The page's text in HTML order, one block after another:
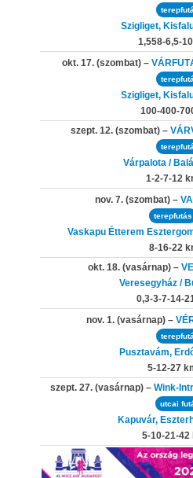
Szigliget,
1,558-6,5-
okt. 17. (szombat) –
Szigliget,
100-400-
szept. 12. (szombat) –
Várpalota /
1-2-7-12
nov. 7. (szombat) –
terepfutás
Vaskapu Étterem
8-16-22
okt. 18. (vasárnap) –
Veresegyház /
0,3-3-7-14-
nov. 1. (vasárnap) –
Pusztavám,
5-12-27
szept. 27. (vasárnap) – Wink-
utcai
Kapuvár,
5-10-21-42